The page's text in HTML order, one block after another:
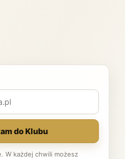
do Klubu
W każdej chwili możesz